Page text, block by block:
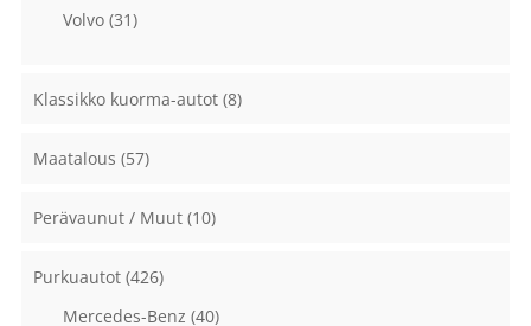
Volvo (31)
Klassikko kuorma-autot (8)
Maatalous (57)
Perävaunut / Muut (10)
Purkuautot (426)
Mercedes-Benz (40)